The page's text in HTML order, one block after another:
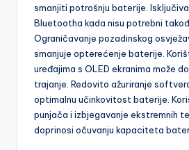
smanjiti potrošnju baterije.
Bluetootha kada nisu potrebni
Ograničavanje pozadinskog
smanjuje opterećenje baterije.
uređajima s OLED ekranima može
trajanje. Redovito ažuriranje
optimalnu učinkovitost baterije.
punjača i izbjegavanje ekstremnih
doprinosi očuvanju kapaciteta